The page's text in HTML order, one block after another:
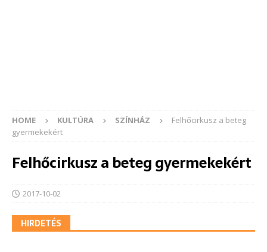
HOME KULTÚRA SZÍNHÁZ
Felhőcirkusz a beteg
gyermekekért
Felhőcirkusz a beteg gyermekekért
2017-10-02
HIRDETÉS